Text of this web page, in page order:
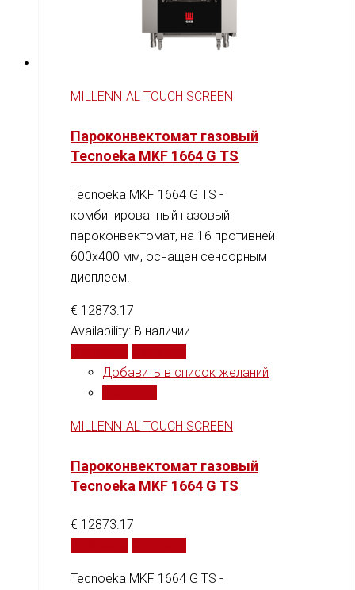
MILLENNIAL TOUCH SCREEN
Пароконвектомат газовый
Tecnoeka MKF 1664 G TS
Tecnoeka MKF 1664 G TS -
комбинированный газовый
пароконвектомат, на 16 противней
600x400 мм, оснащен сенсорным
дисплеем.
€ 12873.17
Availability: В наличии
Добавить в список желаний
MILLENNIAL TOUCH SCREEN
Пароконвектомат газовый
Tecnoeka MKF 1664 G TS
€ 12873.17
Tecnoeka MKF 1664 G TS -